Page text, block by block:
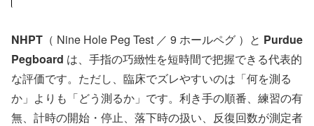
NHPT （ Nine Hole Peg Test ／ 9 ホールペグ ）と Purdue
Pegboard は、手指の巧緻性を短時間で把握できる代表的
な評価です。ただし、臨床でズレやすいのは「何を測る
か」よりも「どう測るか」です。利き手の順番、練習の有
無、計時の開始・停止、落下時の扱い、反復回数が測定者